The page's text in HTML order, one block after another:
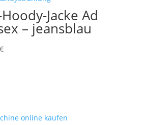
Jacke Ad
– jeansblau
€